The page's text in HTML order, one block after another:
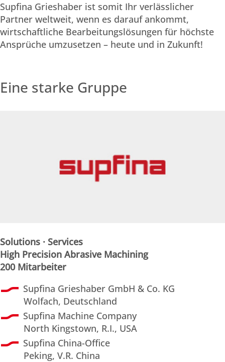
Supfina Grieshaber ist somit Ihr verlässlicher
Partner weltweit, wenn es darauf ankommt,
wirtschaftliche Bearbeitungslösungen für höchste
Ansprüche umzusetzen – heute und in Zukunft!
Eine starke Gruppe
Solutions · Services
High Precision Abrasive Machining
200 Mitarbeiter
Supfina Grieshaber GmbH & Co. KG
Wolfach, Deutschland
Supfina Machine Company
North Kingstown, R.I., USA
Supfina China-Office
Peking, V.R. China